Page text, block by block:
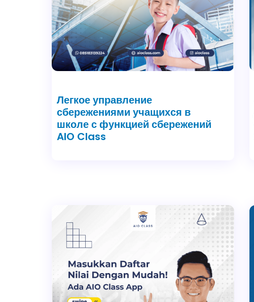
Легкое управление
сбережениями учащихся в
школе с функцией сбережений
AIO Class